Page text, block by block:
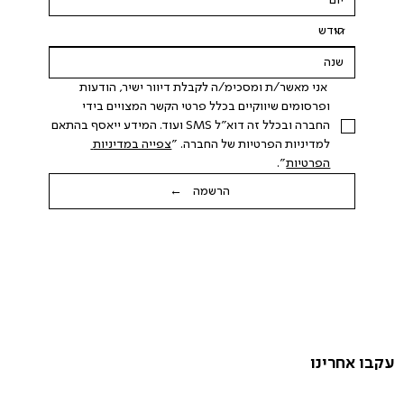
עקבו אחרינו
אני מאשר/ת ומסכימ/ה לקבלת דיוור ישיר, הודעות
החברה ובכלל זה דוא"ל SMS ועוד. המידע ייאסף בהתאם
למדיניות הפרטיות של החברה. "
צפייה במדיניות
הפרטיות".
הרשמה ←